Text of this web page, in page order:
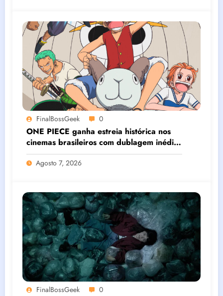
FinalBossGeek 0
ONE PIECE ganha estreia histórica nos
cinemas brasileiros com dublagem inédita
e conteúdos especiais exclusivos
Agosto 7, 2026
FinalBossGeek 0